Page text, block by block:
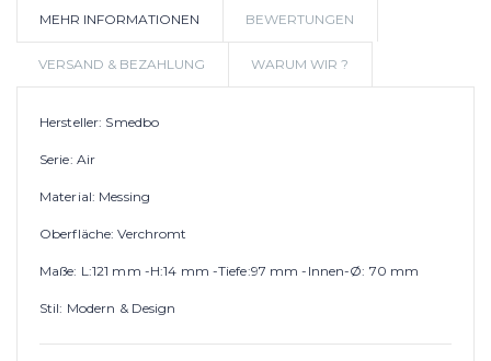
MEHR INFORMATIONEN BEWERTUNGEN
VERSAND & BEZAHLUNG WARUM WIR ?
Hersteller: Smedbo
Serie: Air
Material: Messing
Oberfläche: Verchromt
Maße: L:121 mm -H:14 mm -Tiefe:97 mm -Innen-Ø: 70 mm
Stil: Modern & Design